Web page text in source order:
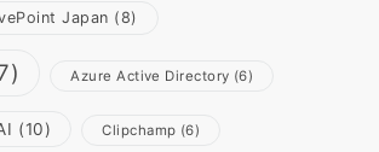
Japan (8)
Azure Active Directory (6)
(10) Clipchamp (6)